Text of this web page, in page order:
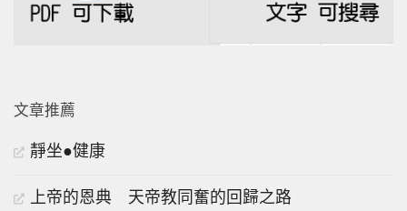
文章推薦
靜坐●健康
上帝的恩典 天帝教同奮的回歸之路